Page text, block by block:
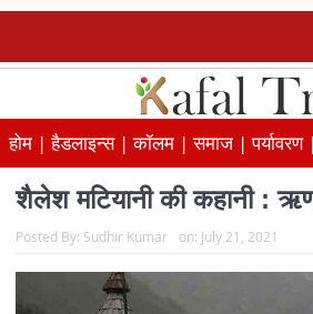
होम |हैडलाइन्स |कॉलम |समाज |
शैलेश मटियानी की कहानी :
Posted By: Sudhir Kumar on: July 21, 2021